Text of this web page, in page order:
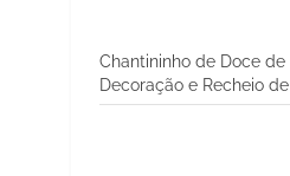
Chantininho de Doce de
Decoração e Recheio